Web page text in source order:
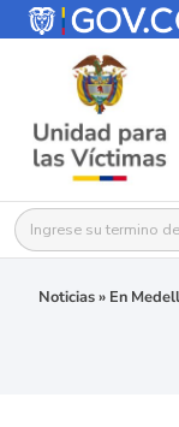
Buscar:
Noticias» En